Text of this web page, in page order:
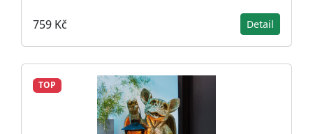
759 Kč Detail
TOP